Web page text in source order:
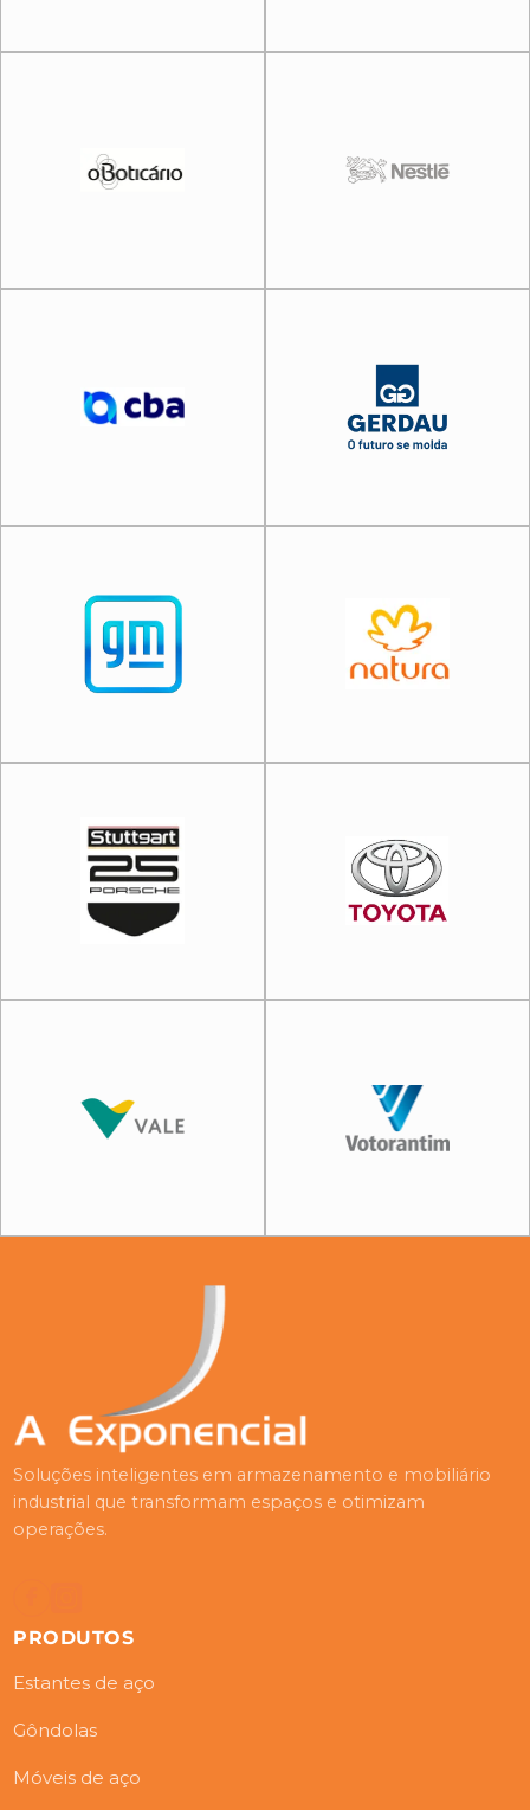
Soluções inteligentes em armazenamento e mobiliário
industrial que transformam espaços e otimizam
operações.
PRODUTOS
Estantes de aço
Gôndolas
Móveis de aço